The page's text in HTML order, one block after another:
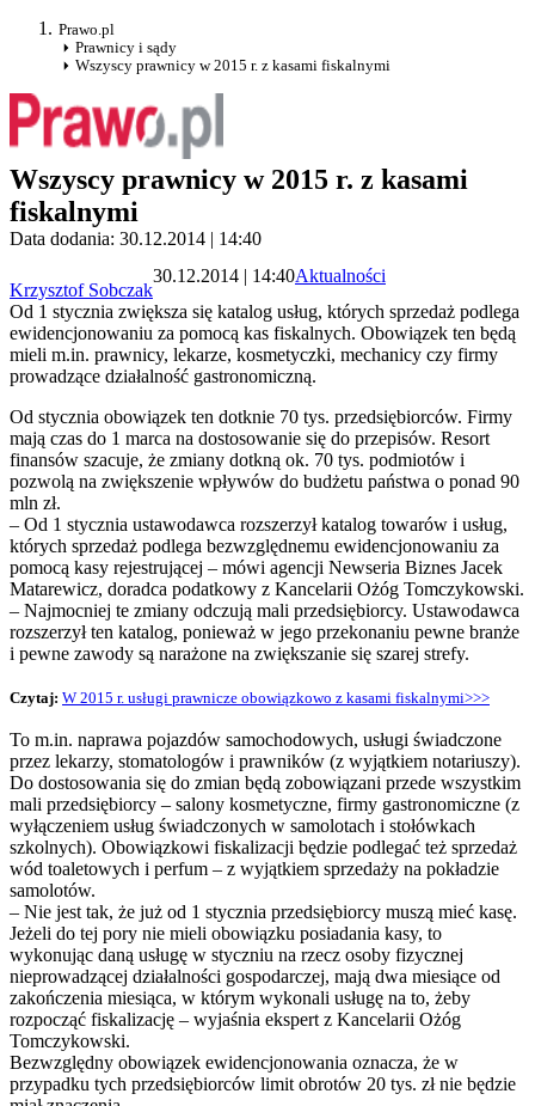
Prawo.pl
Prawnicy i sądy
Wszyscy prawnicy w 2015 r. z kasami fiskalnymi
Wszyscy prawnicy w 2015 r. z kasami
fiskalnymi
Data dodania: 30.12.2014 | 14:40
Krzysztof Sobczak
30.12.2014 | 14:40Aktualności
Od 1 stycznia zwiększa się katalog usług, których sprzedaż podlega
ewidencjonowaniu za pomocą kas fiskalnych. Obowiązek ten będą
mieli m.in. prawnicy, lekarze, kosmetyczki, mechanicy czy firmy
prowadzące działalność gastronomiczną.
Od stycznia obowiązek ten dotknie 70 tys. przedsiębiorców. Firmy
mają czas do 1 marca na dostosowanie się do przepisów. Resort
finansów szacuje, że zmiany dotkną ok. 70 tys. podmiotów i
pozwolą na zwiększenie wpływów do budżetu państwa o ponad 90
mln zł.
– Od 1 stycznia ustawodawca rozszerzył katalog towarów i usług,
których sprzedaż podlega bezwzględnemu ewidencjonowaniu za
pomocą kasy rejestrującej – mówi agencji Newseria Biznes Jacek
Matarewicz, doradca podatkowy z Kancelarii Ożóg Tomczykowski.
– Najmocniej te zmiany odczują mali przedsiębiorcy. Ustawodawca
rozszerzył ten katalog, ponieważ w jego przekonaniu pewne branże
i pewne zawody są narażone na zwiększanie się szarej strefy.
Czytaj: W 2015 r. usługi prawnicze obowiązkowo z kasami fiskalnymi>>>
To m.in. naprawa pojazdów samochodowych, usługi świadczone
przez lekarzy, stomatologów i prawników (z wyjątkiem notariuszy).
Do dostosowania się do zmian będą zobowiązani przede wszystkim
mali przedsiębiorcy – salony kosmetyczne, firmy gastronomiczne (z
wyłączeniem usług świadczonych w samolotach i stołówkach
szkolnych). Obowiązkowi fiskalizacji będzie podlegać też sprzedaż
wód toaletowych i perfum – z wyjątkiem sprzedaży na pokładzie
samolotów.
– Nie jest tak, że już od 1 stycznia przedsiębiorcy muszą mieć kasę.
Jeżeli do tej pory nie mieli obowiązku posiadania kasy, to
wykonując daną usługę w styczniu na rzecz osoby fizycznej
nieprowadzącej działalności gospodarczej, mają dwa miesiące od
zakończenia miesiąca, w którym wykonali usługę na to, żeby
rozpocząć fiskalizację – wyjaśnia ekspert z Kancelarii Ożóg
Tomczykowski.
Bezwzględny obowiązek ewidencjonowania oznacza, że w
przypadku tych przedsiębiorców limit obrotów 20 tys. zł nie będzie